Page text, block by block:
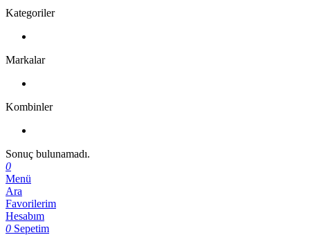
Kategoriler
Markalar
Kombinler
Sonuç bulunamadı.
0
Menü
Ara
Favorilerim
Hesabım
0 Sepetim